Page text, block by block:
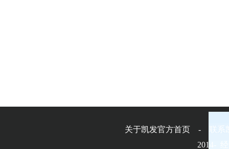
关于凯发官方首页 - 联
2014-